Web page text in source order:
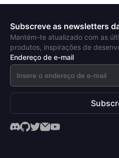
Subscreve as newsletters
Mantém-te atualizado com as
produtos, inspirações de
Endereço de e-mail